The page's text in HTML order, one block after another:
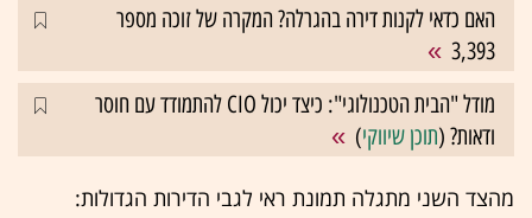
האם כדאי לקנות דירה בהגרלה? המקרה של זוכה מספר
3,393
מודל "הבית הטכנולוגי": כיצד יכול CIO להתמודד עם חוסר
ודאות? (תוכן שיווקי)
מהצד השני מתגלה תמונת ראי לגבי הדירות הגדולות: